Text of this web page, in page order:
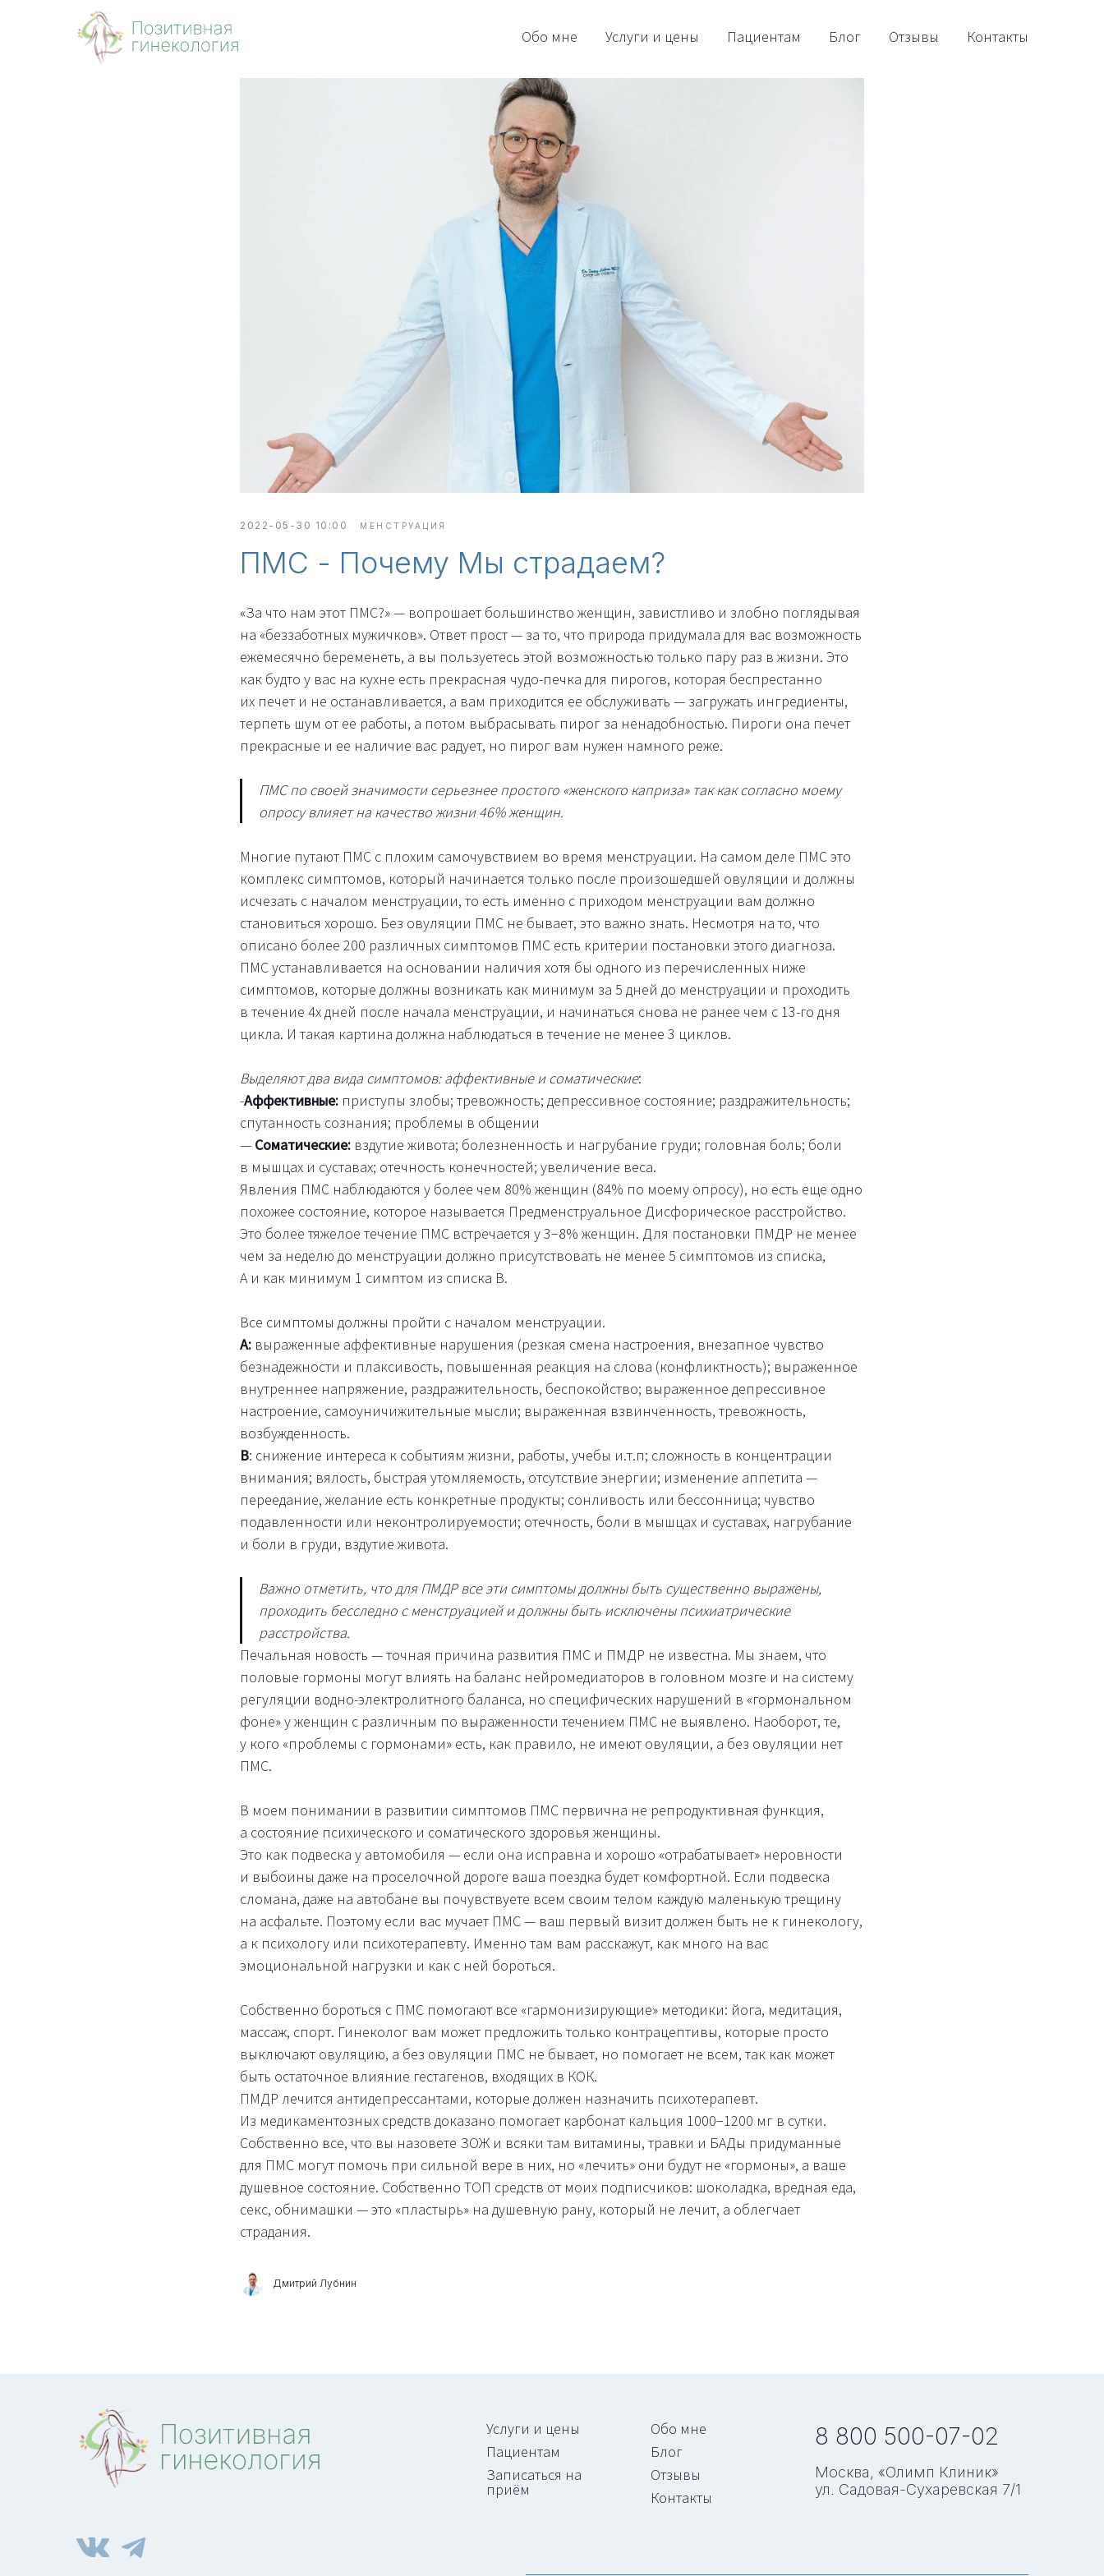
Обо мне Услуги и цены Пациентам Блог Отзывы Контакты
2022-05-30 10:00 МЕНСТРУАЦИЯ
ПМС - Почему Мы страдаем?
«За что нам этот ПМС?» — вопрошает большинство женщин, завистливо и злобно поглядывая
на «беззаботных мужичков». Ответ прост — за то, что природа придумала для вас возможность
ежемесячно беременеть, а вы пользуетесь этой возможностью только пару раз в жизни. Это
как будто у вас на кухне есть прекрасная чудо-печка для пирогов, которая беспрестанно
их печет и не останавливается, а вам приходится ее обслуживать — загружать ингредиенты,
терпеть шум от ее работы, а потом выбрасывать пирог за ненадобностью. Пироги она печет
прекрасные и ее наличие вас радует, но пирог вам нужен намного реже.
ПМС по своей значимости серьезнее простого «женского каприза» так как согласно моему
опросу влияет на качество жизни 46% женщин.
Многие путают ПМС с плохим самочувствием во время менструации. На самом деле ПМС это
комплекс симптомов, который начинается только после произошедшей овуляции и должны
исчезать с началом менструации, то есть именно с приходом менструации вам должно
становиться хорошо. Без овуляции ПМС не бывает, это важно знать. Несмотря на то, что
описано более 200 различных симптомов ПМС есть критерии постановки этого диагноза.
ПМС устанавливается на основании наличия хотя бы одного из перечисленных ниже
симптомов, которые должны возникать как минимум за 5 дней до менструации и проходить
в течение 4х дней после начала менструации, и начинаться снова не ранее чем с 13-го дня
цикла. И такая картина должна наблюдаться в течение не менее 3 циклов.
Выделяют два вида симптомов: аффективные и соматические:
-Аффективные: приступы злобы; тревожность; депрессивное состояние; раздражительность;
спутанность сознания; проблемы в общении
— Соматические: вздутие живота; болезненность и нагрубание груди; головная боль; боли
в мышцах и суставах; отечность конечностей; увеличение веса.
Явления ПМС наблюдаются у более чем 80% женщин (84% по моему опросу), но есть еще одно
похожее состояние, которое называется Предменструальное Дисфорическое расстройство.
Это более тяжелое течение ПМС встречается у 3−8% женщин. Для постановки ПМДР не менее
чем за неделю до менструации должно присутствовать не менее 5 симптомов из списка,
А и как минимум 1 симптом из списка В.
Все симптомы должны пройти с началом менструации.
А: выраженные аффективные нарушения (резкая смена настроения, внезапное чувство
безнадежности и плаксивость, повышенная реакция на слова (конфликтность); выраженное
внутреннее напряжение, раздражительность, беспокойство; выраженное депрессивное
настроение, самоуничижительные мысли; выраженная взвинченность, тревожность,
возбужденность.
В: снижение интереса к событиям жизни, работы, учебы и.т.п; сложность в концентрации
внимания; вялость, быстрая утомляемость, отсутствие энергии; изменение аппетита —
переедание, желание есть конкретные продукты; сонливость или бессонница; чувство
подавленности или неконтролируемости; отечность, боли в мышцах и суставах, нагрубание
и боли в груди, вздутие живота.
Важно отметить, что для ПМДР все эти симптомы должны быть существенно выражены,
проходить бесследно с менструацией и должны быть исключены психиатрические
расстройства.
Печальная новость — точная причина развития ПМС и ПМДР не известна. Мы знаем, что
половые гормоны могут влиять на баланс нейромедиаторов в головном мозге и на систему
регуляции водно-электролитного баланса, но специфических нарушений в «гормональном
фоне» у женщин с различным по выраженности течением ПМС не выявлено. Наоборот, те,
у кого «проблемы с гормонами» есть, как правило, не имеют овуляции, а без овуляции нет
ПМС.
В моем понимании в развитии симптомов ПМС первична не репродуктивная функция,
а состояние психического и соматического здоровья женщины.
Это как подвеска у автомобиля — если она исправна и хорошо «отрабатывает» неровности
и выбоины даже на проселочной дороге ваша поездка будет комфортной. Если подвеска
сломана, даже на автобане вы почувствуете всем своим телом каждую маленькую трещину
на асфальте. Поэтому если вас мучает ПМС — ваш первый визит должен быть не к гинекологу,
а к психологу или психотерапевту. Именно там вам расскажут, как много на вас
эмоциональной нагрузки и как с ней бороться.
Собственно бороться с ПМС помогают все «гармонизирующие» методики: йога, медитация,
массаж, спорт. Гинеколог вам может предложить только контрацептивы, которые просто
выключают овуляцию, а без овуляции ПМС не бывает, но помогает не всем, так как может
быть остаточное влияние гестагенов, входящих в КОК.
ПМДР лечится антидепрессантами, которые должен назначить психотерапевт.
Из медикаментозных средств доказано помогает карбонат кальция 1000−1200 мг в сутки.
Собственно все, что вы назовете ЗОЖ и всяки там витамины, травки и БАДы придуманные
для ПМС могут помочь при сильной вере в них, но «лечить» они будут не «гормоны», а ваше
душевное состояние. Собственно ТОП средств от моих подписчиков: шоколадка, вредная еда,
секс, обнимашки — это «пластырь» на душевную рану, который не лечит, а облегчает
страдания.
Дмитрий Лубнин
8 800 500-07-02
Москва, «Олимп Клиник»
ул. Садовая-Сухаревская 7/1
Обо мне
Блог
Отзывы
Контакты
Услуги и цены
Пациентам
Записаться на
приём